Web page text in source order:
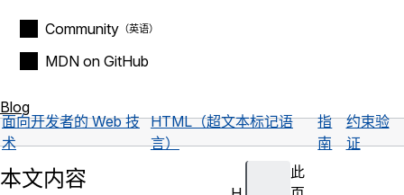
Community
MDN on GitHub
Blog
面向开发者的 Web 技
术
HTML（超文本标记语
言）
指
南
约束验
证
此
本文内容